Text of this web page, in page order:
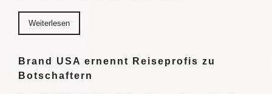
Weiterlesen
Brand USA ernennt Reiseprofis zu
Botschaftern